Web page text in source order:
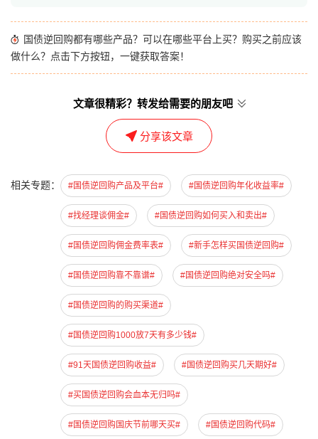
国债逆回购都有哪些产品？可以在哪些平台上买？购买之前应该
做什么？点击下方按钮，一键获取答案！
文章很精彩？转发给需要的朋友吧
分享该文章
相关专题： #国债逆回购产品及平台# #国债逆回购年化收益率#
#找经理谈佣金# #国债逆回购如何买入和卖出#
#国债逆回购佣金费率表# #新手怎样买国债逆回购#
#国债逆回购靠不靠谱# #国债逆回购绝对安全吗#
#国债逆回购的购买渠道#
#国债逆回购1000放7天有多少钱#
#91天国债逆回购收益# #国债逆回购买几天期好#
#买国债逆回购会血本无归吗#
#国债逆回购国庆节前哪天买# #国债逆回购代码#